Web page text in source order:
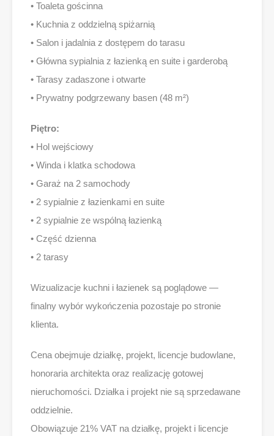
• Toaleta gościnna
• Kuchnia z oddzielną spiżarnią
• Salon i jadalnia z dostępem do tarasu
• Główna sypialnia z łazienką en suite i garderobą
• Tarasy zadaszone i otwarte
• Prywatny podgrzewany basen (48 m²)
Piętro:
• Hol wejściowy
• Winda i klatka schodowa
• Garaż na 2 samochody
• 2 sypialnie z łazienkami en suite
• 2 sypialnie ze wspólną łazienką
• Część dzienna
• 2 tarasy
Wizualizacje kuchni i łazienek są poglądowe —
finalny wybór wykończenia pozostaje po stronie
klienta.
Cena obejmuje działkę, projekt, licencje budowlane,
honoraria architekta oraz realizację gotowej
nieruchomości. Działka i projekt nie są sprzedawane
oddzielnie.
Obowiązuje 21% VAT na działkę, projekt i licencje